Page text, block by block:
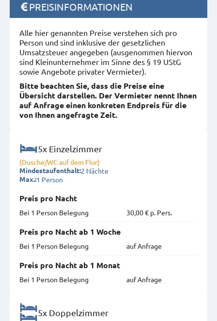
PREISINFORMATIONEN
Alle hier genannten Preise verstehen sich pro
Person und sind inklusive der gesetzlichen
Umsatzsteuer angegeben (ausgenommen hiervon
sind Kleinunternehmer im Sinne des § 19 UStG
sowie Angebote privater Vermieter).
Bitte beachten Sie, dass die Preise eine
Übersicht darstellen. Der Vermieter nennt Ihnen
auf Anfrage einen konkreten Endpreis für die
von Ihnen angefragte Zeit.
5x Einzelzimmer
(Dusche/WC auf dem Flur)
Mindestaufenthalt:2 Nächte
Max.:1 Person
Preis pro Nacht
Bei 1 Person Belegung
30,00 € p. Pers.
Preis pro Nacht ab 1 Woche
Bei 1 Person Belegung
auf Anfrage
Preis pro Nacht ab 1 Monat
Bei 1 Person Belegung
auf Anfrage
5x Doppelzimmer